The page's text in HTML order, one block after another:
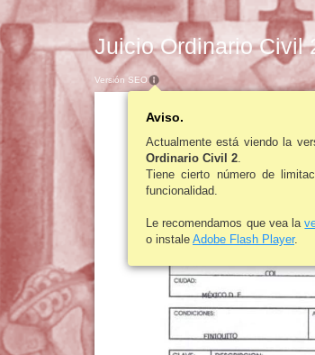
Juicio Ordinario Civil
Versión SEO
Aviso.
Actualmente está viendo la
Ordinario Civil 2
Tiene cierto número de
funcionalidad.
Le recomendamos que vea la
o instale Adobe Flash Player.